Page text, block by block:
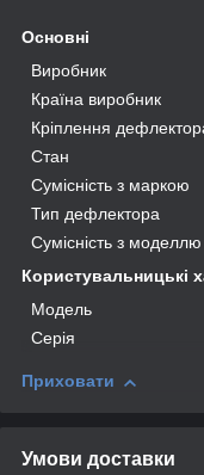
Основні
Виробник
Країна виробник
Кріплення
Стан
Сумісність з маркою
Тип дефлектора
Сумісність з моделлю
Користувальницькі
Мoдель
Серія
Приховати
Умови доставки